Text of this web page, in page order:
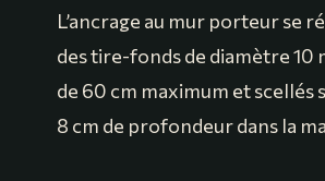
L’ancrage au mur porteur se
des tire-fonds de diamètre 10
de 60 cm maximum et scellés
8 cm de profondeur dans la